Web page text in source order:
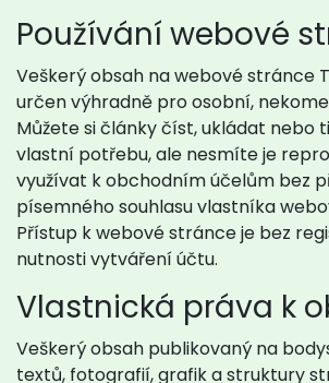
Používání webové
Veškerý obsah na webové stránce
určen výhradně pro osobní,
Můžete si články číst, ukládat nebo
vlastní potřebu, ale nesmíte je
využívat k obchodním účelům bez
písemného souhlasu vlastníka
Přístup k webové stránce je bez
nutnosti vytváření účtu.
Vlastnická práva k
Veškerý obsah publikovaný na
textů, fotografií, grafik a struktury